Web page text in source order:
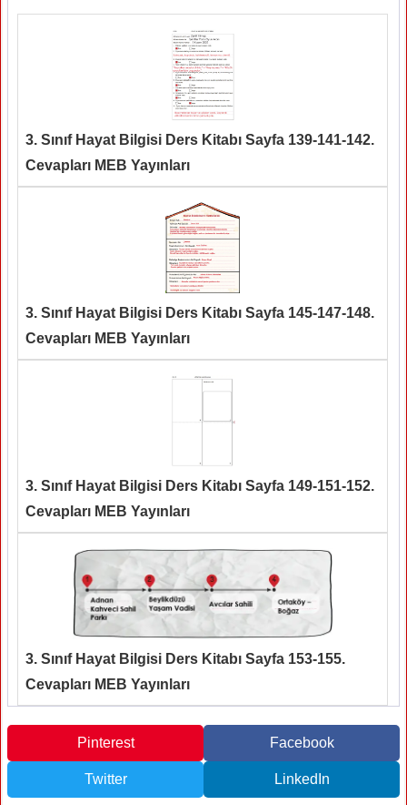
3. Sınıf Hayat Bilgisi Ders Kitabı Sayfa 139-141-142.
Cevapları MEB Yayınları
3. Sınıf Hayat Bilgisi Ders Kitabı Sayfa 145-147-148.
Cevapları MEB Yayınları
3. Sınıf Hayat Bilgisi Ders Kitabı Sayfa 149-151-152.
Cevapları MEB Yayınları
3. Sınıf Hayat Bilgisi Ders Kitabı Sayfa 153-155.
Cevapları MEB Yayınları
Pinterest Facebook
Twitter LinkedIn